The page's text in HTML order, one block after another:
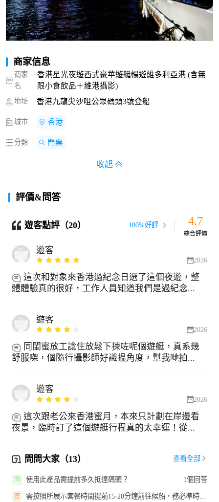
商家信息
商家
名
香港星光夜遊西式豪華遊艇暢遊維多利亞港 (含無
限小食飲品＋維港攝影)
地址 香港九龍尖沙咀公眾碼頭3號登船
城市 香港
分類 門票
收起
評價&問答
遊客點評（20） 100%好評 4.7
綜合評價
遊客
2026
這次和對象來香港過紀念日選了這個夜遊，整
體體驗真的很好，工作人員知道我們是過紀念...
遊客
2026
同閨蜜放工諗住放鬆下揀咗呢個遊艇，真系幾
舒服㗎，個隨行攝影師好識揾角度，幫我哋拍...
遊客
2026
這次跟老公來香港蜜月，本來只計劃在岸邊看
夜景，臨時訂了這個遊艇行程真的太幸運！從...
問問大家（13） 查看全部
問 使用此產品需提前多久抵達碼頭？ 1個回答
答
需按照所展示套餐時間提前15-20分鐘前往候船，務必準時登